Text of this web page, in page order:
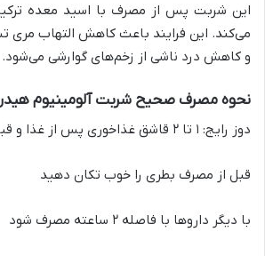
این شربت پس از مصرف با اسید معده
می‌کند. این فرایند باعث کاهش التهاب
و کاهش درد ناشی از زخم‌های گوارشی می‌شود.
نحوه مصرف صحیح شربت آلومینیوم
دوز رایج: ۱ تا ۲ قاشق غذاخوری پس از غذا و قبل از خواب
قبل از مصرف بطری را خوب تکان دهید
با دیگر داروها با فاصله ۲ ساعته مصرف شود